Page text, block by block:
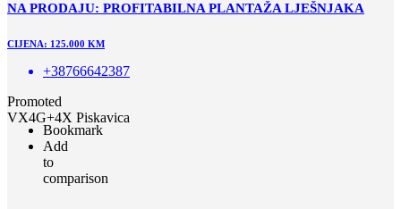
NA PRODAJU: PROFITABILNA PLANTAŽA LJEŠNJAKA
CIJENA: 125.000 KM
+38766642387
Promoted
VX4G+4X Piskavica
Bookmark
Add
to
comparison